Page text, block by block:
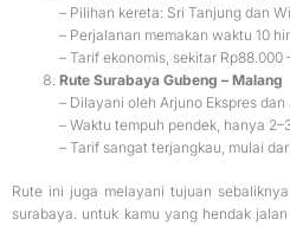
– Pilihan kereta: Sri Tanjung dan
– Perjalanan memakan waktu 10
– Tarif ekonomis, sekitar Rp88.000
Rute Surabaya Gubeng – Malang
– Dilayani oleh Arjuno Ekspres dan
– Waktu tempuh pendek, hanya
– Tarif sangat terjangkau, mulai
Rute ini juga melayani tujuan
surabaya. untuk kamu yang hendak